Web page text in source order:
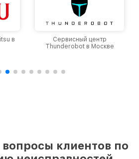
в
Сервисный центр
Thunderobot в Москве
клиентов по